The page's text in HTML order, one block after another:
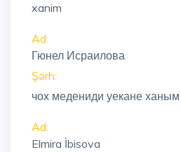
xanim
Ad:
Гюнел Исраилова
Şərh:
чох медениди уекане ханым
Ad:
Elmira İbisova